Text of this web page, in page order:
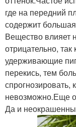
где на передний
содержит
Вещество влияет
отрицательно,
удерживающие
перекись, тем
спрогнозировать,
невозможно.Еще
Да и